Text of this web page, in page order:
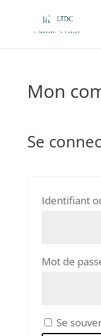
Mon
Se
Identifiant
Mot de
Se